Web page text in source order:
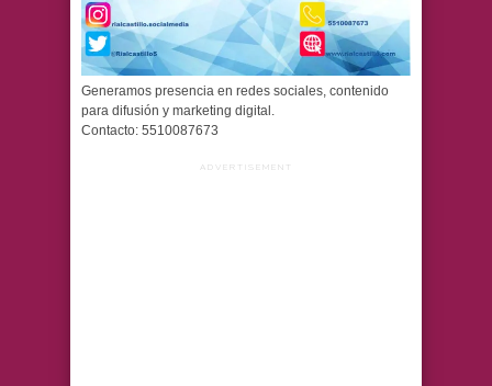
Generamos presencia en redes sociales, contenido
para difusión y marketing digital.
Contacto: 5510087673
ADVERTISEMENT